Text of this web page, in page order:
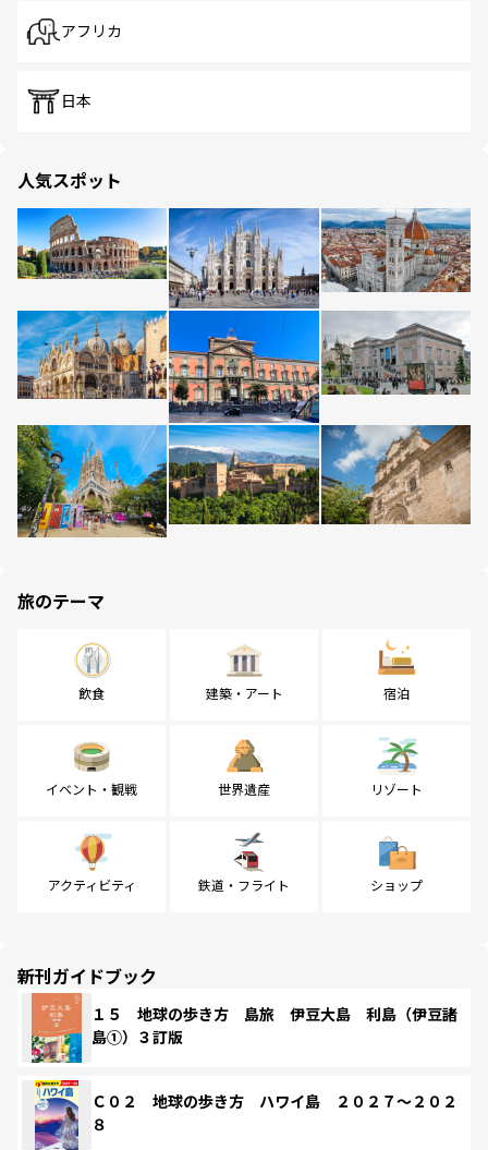
アフリカ
日本
人気スポット
旅のテーマ
飲食 建築・アート 宿泊
イベント・観戦 世界遺産 リゾート
アクティビティ 鉄道・フライト ショップ
新刊ガイドブック
１５ 地球の歩き方 島旅 伊豆大島 利島（伊豆諸
島①）３訂版
Ｃ０２ 地球の歩き方 ハワイ島 ２０２７～２０２
８